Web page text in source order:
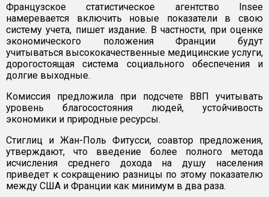
Французское статистическое агентство Insee
намеревается включить новые показатели в свою
систему учета, пишет издание. В частности, при оценке
экономического положения Франции будут
учитываться высококачественные медицинские услуги,
дорогостоящая система социального обеспечения и
долгие выходные.
Комиссия предложила при подсчете ВВП учитывать
уровень благосостояния людей, устойчивость
экономики и природные ресурсы.
Стиглиц и Жан-Поль Фитусси, соавтор предложения,
утверждают, что введение более полного метода
исчисления среднего дохода на душу населения
приведет к сокращению разницы по этому показателю
между США и Франции как минимум в два раза.